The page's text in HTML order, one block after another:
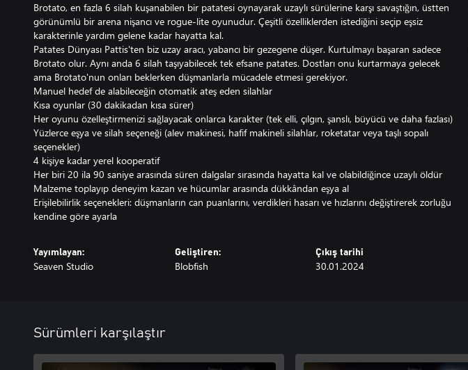
Brotato, en fazla 6 silah kuşanabilen bir patatesi oynayarak uzaylı sürülerine karşı savaştığın, üstten
görünümlü bir arena nişancı ve rogue-lite oyunudur. Çeşitli özelliklerden istediğini seçip eşsiz
karakterinle yardım gelene kadar hayatta kal.
Patates Dünyası Pattis'ten biz uzay aracı, yabancı bir gezegene düşer. Kurtulmayı başaran sadece
Brotato olur. Aynı anda 6 silah taşıyabilecek tek efsane patates. Dostları onu kurtarmaya gelecek
ama Brotato'nun onları beklerken düşmanlarla mücadele etmesi gerekiyor.
Manuel hedef de alabileceğin otomatik ateş eden silahlar
Kısa oyunlar (30 dakikadan kısa sürer)
Her oyunu özelleştirmenizi sağlayacak onlarca karakter (tek elli, çılgın, şanslı, büyücü ve daha fazlası)
Yüzlerce eşya ve silah seçeneği (alev makinesi, hafif makineli silahlar, roketatar veya taşlı sopalı
seçenekler)
4 kişiye kadar yerel kooperatif
Her biri 20 ila 90 saniye arasında süren dalgalar sırasında hayatta kal ve olabildiğince uzaylı öldür
Malzeme toplayıp deneyim kazan ve hücumlar arasında dükkândan eşya al
Erişilebilirlik seçenekleri: düşmanların can puanlarını, verdikleri hasarı ve hızlarını değiştirerek zorluğu
kendine göre ayarla
Yayımlayan:
Seaven Studio
Geliştiren:
Blobfish
Çıkış tarihi
30.01.2024
Sürümleri karşılaştır